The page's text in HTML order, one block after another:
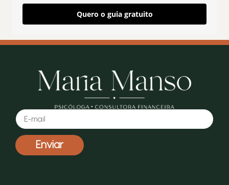
Quero o guia gratuito
Enviar